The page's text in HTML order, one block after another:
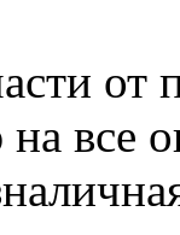
от
все